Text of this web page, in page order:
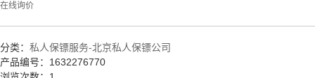
在线询价
分类： 私人保镖服务-北京私人保镖公司
产品编号：1632276770